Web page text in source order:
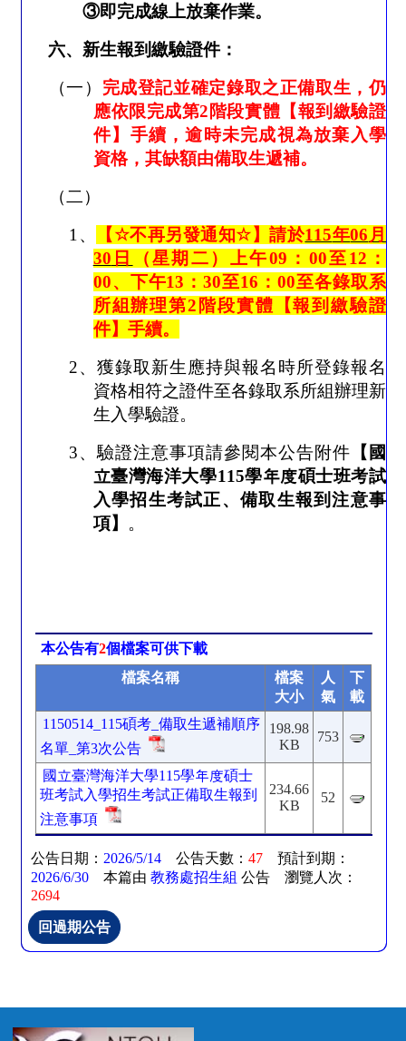
③即完成線上放棄作業。
六、新生報到繳驗證件：
（一） 完成登記並確定錄取之正備取生，仍
應依限完成第2 階段實體【報到繳驗證
件】手續，逾時未完成視為放棄入學
資格，其缺額由備取生遞補。
（二）
1 、 【 ☆不再另發通知☆】請於115年06 月
30 日 （星期二）上午09 ： 00至12 ：
00、下午13 ：30至16 ：00至各錄取系
所組辦理第2 階段實體 【報到繳驗證
件】手續。
2、獲錄取新生應持與報名時所登錄報名
資格相符之證件至各錄取系所組辦理新
生入學驗證。
3、驗證注意事項請參閱本公告附件 【 國
立臺灣海洋大學115學年度碩士班考試
入學招生考試正、備取生報到注意事
項】 。
本公告有2個檔案可供下載
檔案名稱
檔案
大小
人
氣
下
載
1150514_115碩考_備取生遞補順序
名單_第3次公告
198.98
KB
753
國立臺灣海洋大學115學年度碩士
班考試入學招生考試正備取生報到
注意事項
234.66
KB
52
公告日期：2026/5/14 公告天數：47 預計到期：
2026/6/30 本篇由 教務處招生組公告 瀏覽人次：
2694